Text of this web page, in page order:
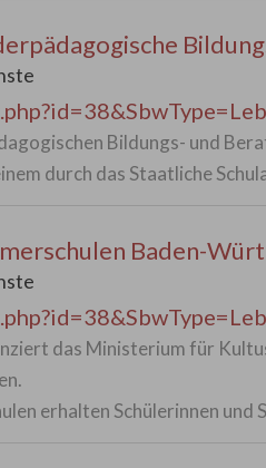
Bildungs- und
durch das Staatliche
Baden-
das Ministerium für
erhalten Schülerinnen